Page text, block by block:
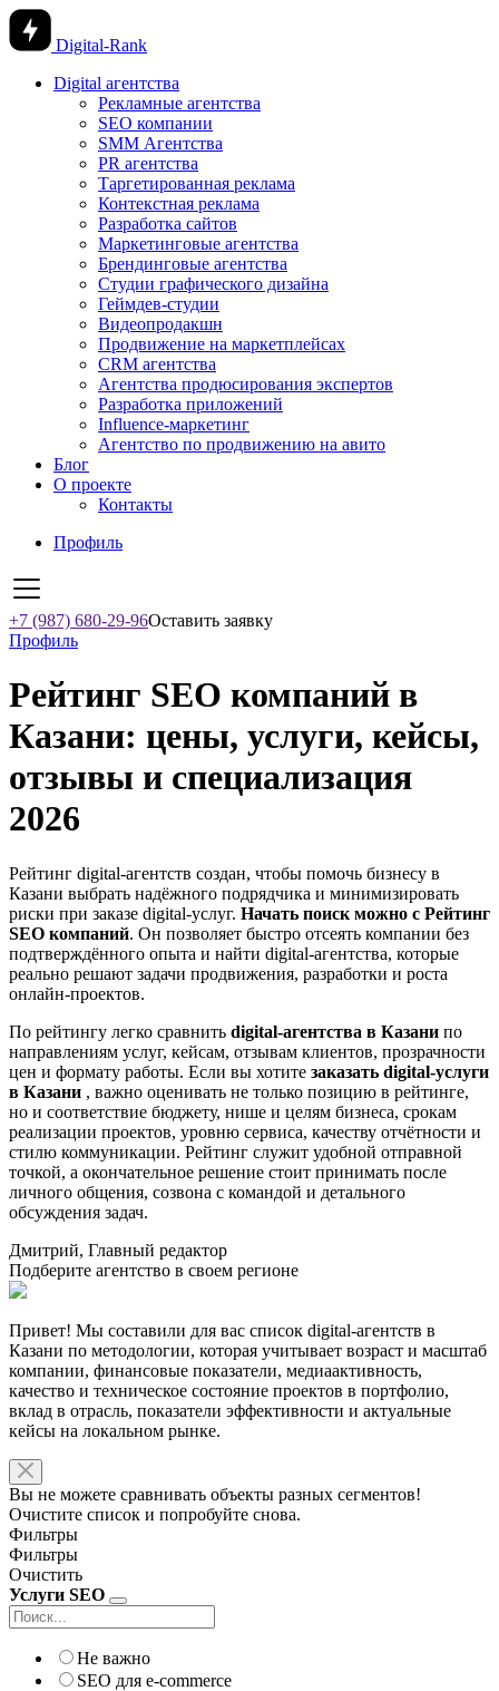
Digital-Rank
Digital агентства
Рекламные агентства
SEO компании
SMM Агентства
PR агентства
Таргетированная реклама
Контекстная реклама
Разработка сайтов
Маркетинговые агентства
Брендинговые агентства
Студии графического дизайна
Геймдев-студии
Видеопродакшн
Продвижение на маркетплейсах
CRM агентства
Агентства продюсирования экспертов
Разработка приложений
Influence-маркетинг
Агентство по продвижению на авито
Блог
О проекте
Контакты
Профиль
+7 (987) 680-29-96Оставить заявку
Профиль
Рейтинг SEO компаний в
Казани: цены, услуги, кейсы,
отзывы и специализация
2026
Рейтинг digital-агентств создан, чтобы помочь бизнесу в
Казани выбрать надёжного подрядчика и минимизировать
риски при заказе digital-услуг. Начать поиск можно с Рейтинг
SEO компаний. Он позволяет быстро отсеять компании без
подтверждённого опыта и найти digital-агентства, которые
реально решают задачи продвижения, разработки и роста
онлайн-проектов.
По рейтингу легко сравнить digital-агентства в Казани по
направлениям услуг, кейсам, отзывам клиентов, прозрачности
цен и формату работы. Если вы хотите заказать digital-услуги
в Казани , важно оценивать не только позицию в рейтинге,
но и соответствие бюджету, нише и целям бизнеса, срокам
реализации проектов, уровню сервиса, качеству отчётности и
стилю коммуникации. Рейтинг служит удобной отправной
точкой, а окончательное решение стоит принимать после
личного общения, созвона с командой и детального
обсуждения задач.
Дмитрий, Главный редактор
Подберите агентство в своем регионе
Привет! Мы составили для вас список digital-агентств в
Казани по методологии, которая учитывает возраст и масштаб
компании, финансовые показатели, медиаактивность,
качество и техническое состояние проектов в портфолио,
вклад в отрасль, показатели эффективности и актуальные
кейсы на локальном рынке.
Вы не можете сравнивать объекты разных сегментов!
Очистите список и попробуйте снова.
Фильтры
Фильтры
Очистить
Услуги SEO
Не важно
SEO для e-commerce